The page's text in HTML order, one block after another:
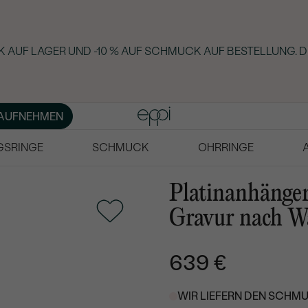
LAGER UND -10 % AUF SCHMUCK AUF BESTELLUNG.
SCHMUCK OHRRINGE
Gravur nach
639 €
WIR LIEFERN DEN